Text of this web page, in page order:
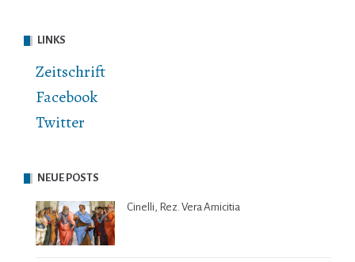
LINKS
Zeitschrift
Facebook
Twitter
NEUE POSTS
Cinelli, Rez. Vera Amicitia